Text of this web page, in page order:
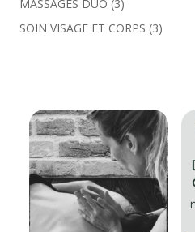
MASSAGES DUO 3
produits
SOIN VISAGE ET CORPS 33